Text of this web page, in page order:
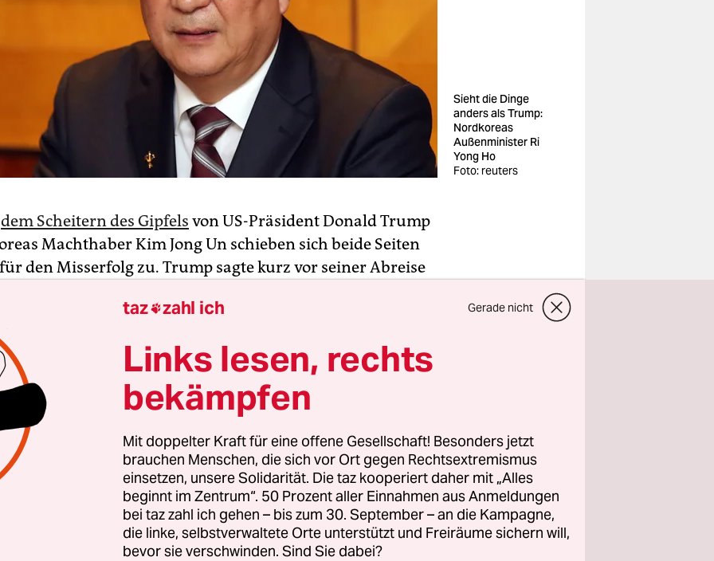
Sieht die Dinge
anders als Trump:
Nordkoreas
Außenminister Ri
Yong Ho
Foto: reuters
dem Scheitern des Gipfels von US-Präsident Donald Trump
Machthaber Kim Jong Un schieben sich beide Seiten
den Misserfolg zu. Trump sagte kurz vor seiner Abreise
verlangt. Auch seien die geplanten Abrüstungsschritte
gegangen.
anberaumten Pressekonferenz in Hanoi in der
entgegnete Nordkoreas Außenminister Ri Yong Ho,
nur eine teilweise und nicht die völlige Aufhebung der
gefordert. Die angebotene atomare Abrüstung sei die
Maßnahme, die für sein Land derzeit machbar sei.
taz zahl ich Gerade nicht
Links lesen, rechts
bekämpfen
Mit doppelter Kraft für eine offene Gesellschaft! Besonders jetzt
brauchen Menschen, die sich vor Ort gegen Rechtsextremismus
einsetzen, unsere Solidarität. Die taz kooperiert daher mit „Alles
beginnt im Zentrum“. 50 Prozent aller Einnahmen aus Anmeldungen
bei taz zahl ich gehen – bis zum 30. September – an die Kampagne,
die linke, selbstverwaltete Orte unterstützt und Freiräume sichern will,
bevor sie verschwinden. Sind Sie dabei?